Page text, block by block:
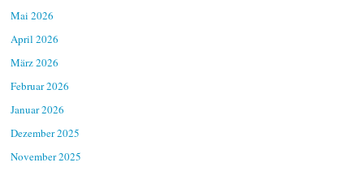
Mai 2026
April 2026
März 2026
Februar 2026
Januar 2026
Dezember 2025
November 2025